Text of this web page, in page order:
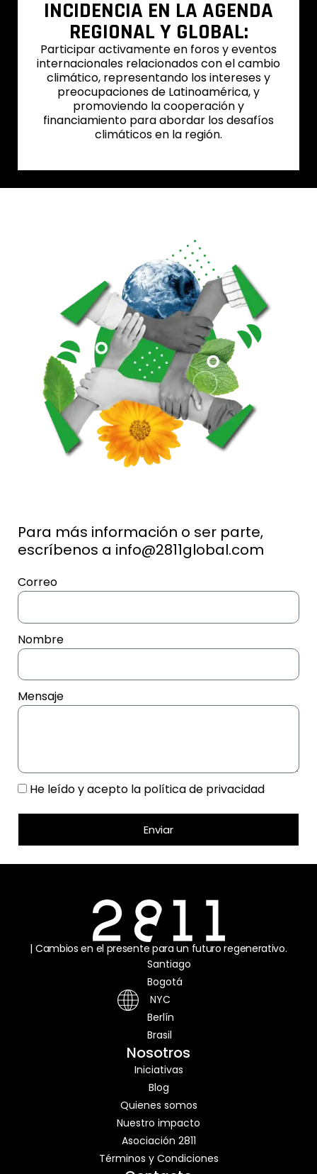
INCIDENCIA EN LA AGENDA
REGIONAL Y GLOBAL:
Participar activamente en foros y eventos
internacionales relacionados con el cambio
climático, representando los intereses y
preocupaciones de Latinoamérica, y
promoviendo la cooperación y
financiamiento para abordar los desafíos
climáticos en la región.
Para más información o ser parte,
escríbenos a info@2811global.com
Correo
Nombre
Mensaje
He leído y acepto la política de privacidad
Enviar
| Cambios en el presente para un futuro regenerativo.
Santiago
Bogotá
NYC
Berlín
Brasil
Nosotros
Iniciativas
Blog
Quienes somos
Nuestro impacto
Asociación 2811
Términos y Condiciones